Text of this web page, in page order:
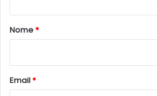
r
*
Nome*
Email*